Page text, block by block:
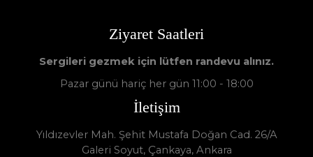
Ziyaret Saatleri
Sergileri gezmek için lütfen randevu alınız.
Pazar günü hariç her gün 11:00 - 18:00
İletişim
Yıldızevler Mah. Şehit Mustafa Doğan Cad. 26/A
Galeri Soyut, Çankaya, Ankara